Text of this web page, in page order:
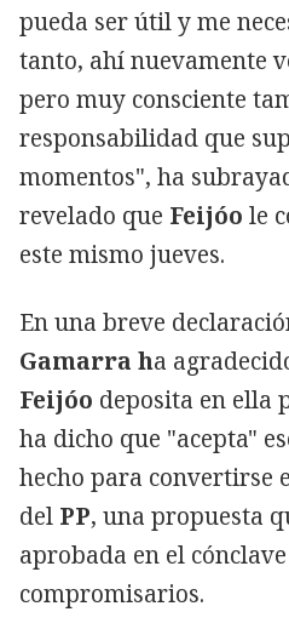
pueda ser útil y me
tanto, ahí nuevamente
pero muy consciente
responsabilidad que
momentos", ha
revelado que Feijóo le
este mismo jueves.
En una breve
Gamarra ha
Feijóo deposita en ella
ha dicho que "acepta"
hecho para convertirse
del PP, una propuesta
aprobada en el
compromisarios.